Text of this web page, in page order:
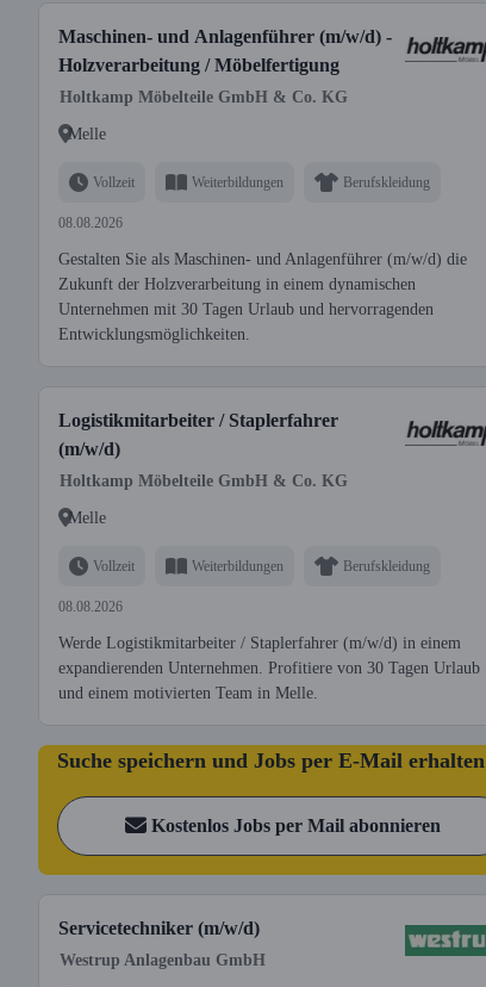
Maschinen- und Anlagenführer (m/w/d) -
Holzverarbeitung / Möbelfertigung
Holtkamp Möbelteile GmbH & Co. KG
Melle
Vollzeit Weiterbildungen Berufskleidung
08.08.2026
Gestalten Sie als Maschinen- und Anlagenführer (m/w/d) die
Zukunft der Holzverarbeitung in einem dynamischen
Unternehmen mit 30 Tagen Urlaub und hervorragenden
Entwicklungsmöglichkeiten.
Logistikmitarbeiter / Staplerfahrer
(m/w/d)
Holtkamp Möbelteile GmbH & Co. KG
Melle
Vollzeit Weiterbildungen Berufskleidung
08.08.2026
Werde Logistikmitarbeiter / Staplerfahrer (m/w/d) in einem
expandierenden Unternehmen. Profitiere von 30 Tagen Urlaub
und einem motivierten Team in Melle.
Suche speichern und Jobs per E-Mail erhalten
Kostenlos Jobs per Mail abonnieren
Servicetechniker (m/w/d)
Westrup Anlagenbau GmbH